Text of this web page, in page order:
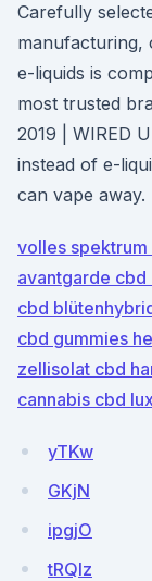
Carefully
manufacturing,
e-liquids is
most trusted
2019 | WIRED
instead of e-
can vape away.
volles
avantgarde cbd
cbd
cbd gummies
zellisolat cbd
cannabis cbd
yTKw
GKjN
ipgjO
tRQIz